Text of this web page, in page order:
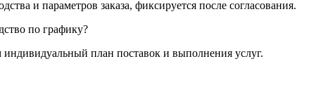
и параметров заказа, фиксируется после согласования.
по графику?
план поставок и выполнения услуг.